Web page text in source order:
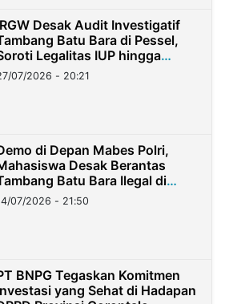
Desak Audit Investigatif
Batu Bara di Pessel,
Legalitas IUP hingga
07/2026 - 20:21
di Depan Mabes Polri,
Desak Berantas
Batu Bara Ilegal di
07/2026 - 21:50
BNPG Tegaskan Komitmen
yang Sehat di Hadapan